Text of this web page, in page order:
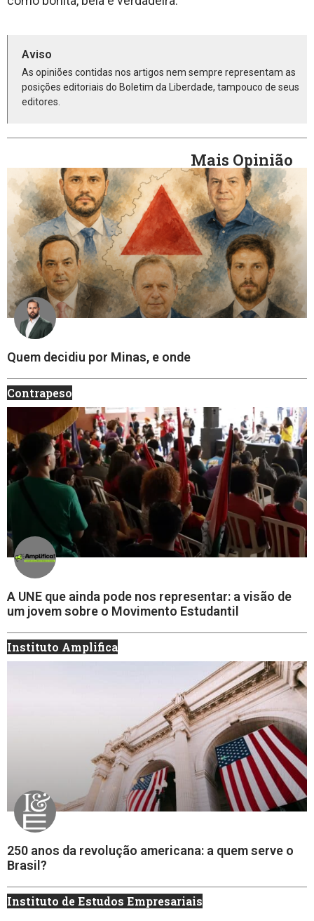
Aviso
As opiniões contidas nos artigos nem sempre representam as
posições editoriais do Boletim da Liberdade, tampouco de seus
editores.
Mais Opinião
Quem decidiu por Minas, e onde
Contrapeso
A UNE que ainda pode nos representar: a visão de
um jovem sobre o Movimento Estudantil
Instituto Amplifica
250 anos da revolução americana: a quem serve o
Brasil?
Instituto de Estudos Empresariais